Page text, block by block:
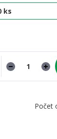
Počet